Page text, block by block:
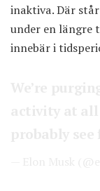
inaktiva. Där
under en längre
innebär i